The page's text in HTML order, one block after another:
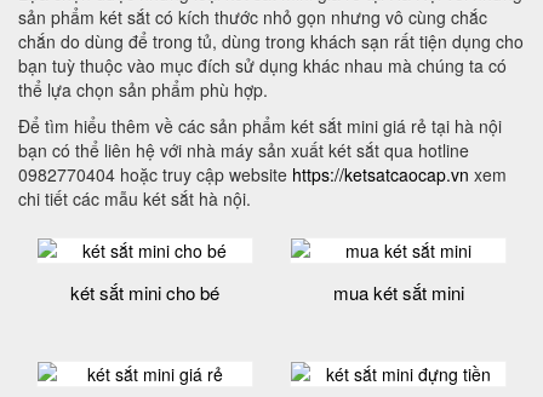
sản phẩm két sắt có kích thước nhỏ gọn nhưng vô cùng chắc
chắn do dùng để trong tủ, dùng trong khách sạn rất tiện dụng cho
bạn tuỳ thuộc vào mục đích sử dụng khác nhau mà chúng ta có
thể lựa chọn sản phẩm phù hợp.
Để tìm hiểu thêm về các sản phẩm két sắt mini giá rẻ tại hà nội
bạn có thể liên hệ với nhà máy sản xuất két sắt qua hotline
0982770404 hoặc truy cập website https://ketsatcaocap.vn xem
chi tiết các mẫu két sắt hà nội.
két sắt mini cho bé mua két sắt mini